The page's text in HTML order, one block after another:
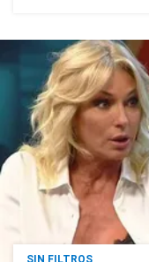
SIN FILTROS